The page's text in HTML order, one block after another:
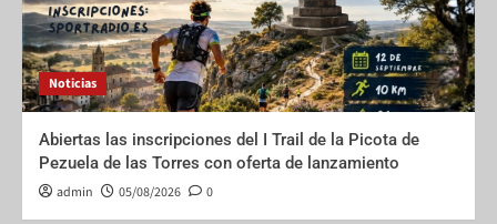
Noticias
Abiertas las inscripciones del I Trail de la Picota de
Pezuela de las Torres con oferta de lanzamiento
admin 05/08/2026 0